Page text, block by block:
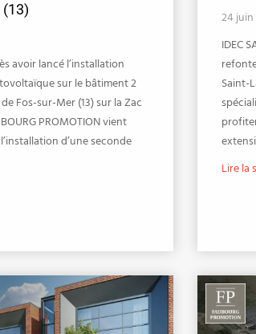
(13)
avoir lancé l’installation
sur le bâtiment 2
Fos-sur-Mer (13) sur la Zac
PROMOTION vient
d’une seconde
24
IDEC
Saint-
Lire la